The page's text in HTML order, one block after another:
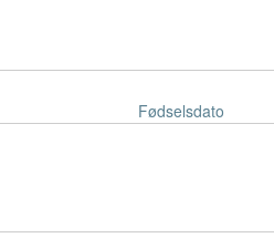
Fødselsdato